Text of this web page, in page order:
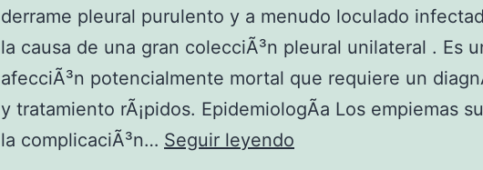
derrame pleural purulento y a menudo loculado
la causa de una gran colecciÃ³n pleural unilateral . Es
afecciÃ³n potencialmente mortal que requiere un
y tratamiento rÃ¡pidos. EpidemiologÃ­a Los empiemas
la complicaciÃ³n… Seguir leyendo